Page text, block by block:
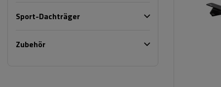
Sport-Dachträger
Zubehör